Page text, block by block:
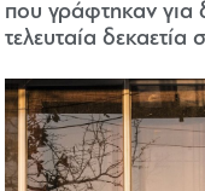
που γράφτηκαν για
τελευταία